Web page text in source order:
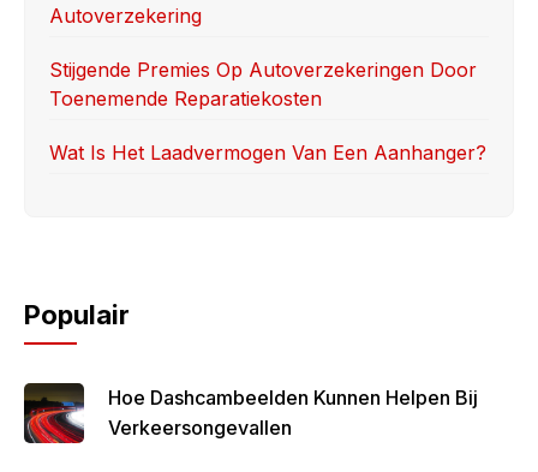
Autoverzekering
Stijgende Premies Op Autoverzekeringen Door
Toenemende Reparatiekosten
Wat Is Het Laadvermogen Van Een Aanhanger?
Populair
Hoe Dashcambeelden Kunnen Helpen Bij
Verkeersongevallen